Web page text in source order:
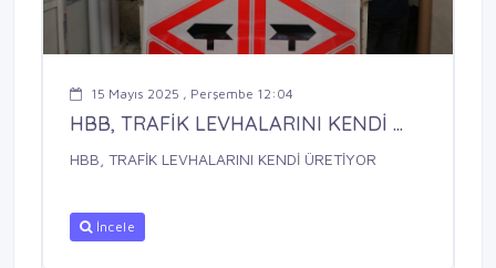
15 Mayıs 2025 , Perşembe 12:04
HBB, TRAFİK LEVHALARINI KENDİ ...
HBB, TRAFİK LEVHALARINI KENDİ ÜRETİYOR
İncele